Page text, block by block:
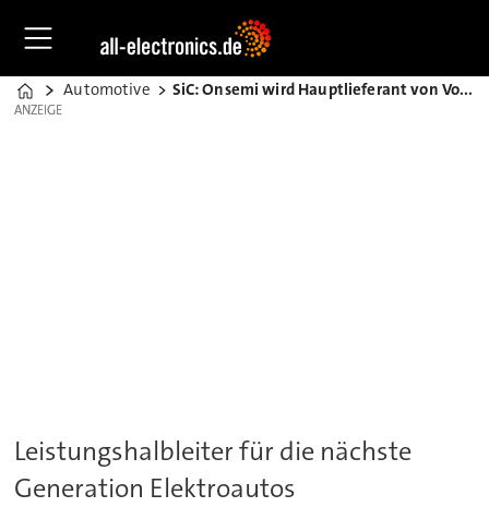
Home
Automotive SiC: Onsemi wird Hauptlieferant von Volkswagen
ANZEIGE
ANZEIGE
Leistungshalbleiter für die nächste
Generation Elektroautos